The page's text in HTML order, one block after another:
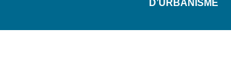
D’URBANISME